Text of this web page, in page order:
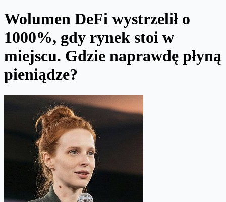
Wolumen DeFi wystrzelił o
1000%, gdy rynek stoi w
miejscu. Gdzie naprawdę płyną
pieniądze?